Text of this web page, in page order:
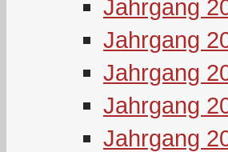
Jahrgang
Jahrgang
Jahrgang
Jahrgang
Jahrgang